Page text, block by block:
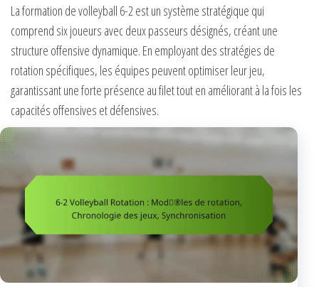
La formation de volleyball 6-2 est un système stratégique qui
comprend six joueurs avec deux passeurs désignés, créant une
structure offensive dynamique. En employant des stratégies de
rotation spécifiques, les équipes peuvent optimiser leur jeu,
garantissant une forte présence au filet tout en améliorant à la fois les
capacités offensives et défensives.